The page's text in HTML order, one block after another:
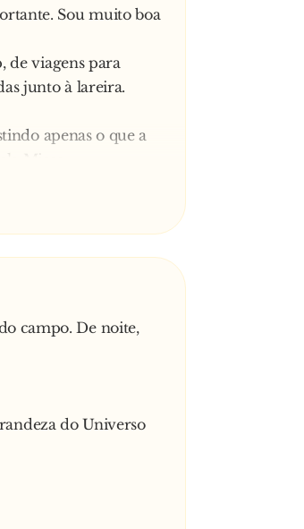
Sou muito boa
de viagens para
junto à lareira.
apenas o que a
Micas.
Protetora dos
campo. De noite,
do Universo